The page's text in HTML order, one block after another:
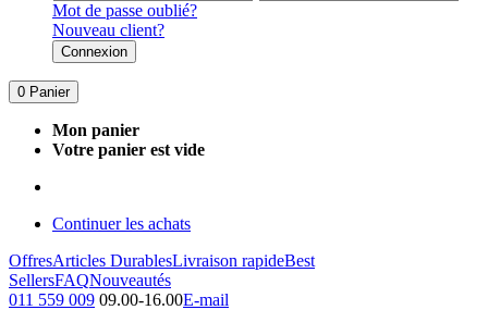
Mot de passe oublié?
Nouveau client?
Connexion
0 Panier
Mon panier
Votre panier est vide
Continuer les achats
OffresArticles DurablesLivraison rapideBest
SellersFAQNouveautés
011 559 009 09.00-16.00E-mail